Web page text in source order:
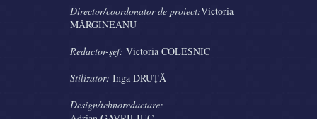
Director/coordonator de proiect:Victoria
MĂRGINEANU
Redactor-şef: Victoria COLESNIC
Stilizator: Inga DRUȚĂ
Design/tehnoredactare: